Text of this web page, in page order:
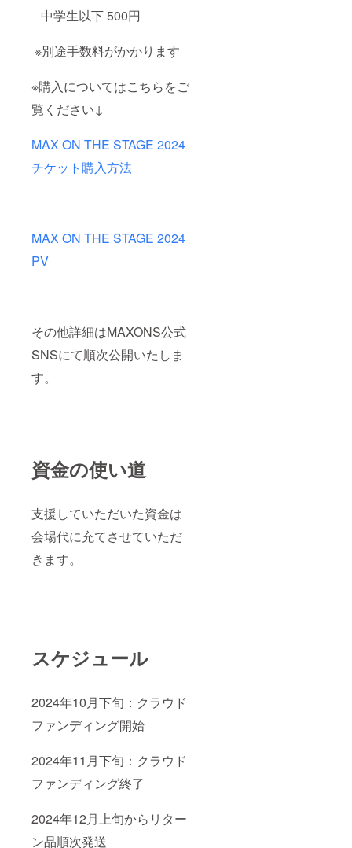
中学生以下 500円
※別途手数料がかかります
※購入についてはこちらをご
覧ください↓
MAX ON THE STAGE 2024
チケット購入方法
MAX ON THE STAGE 2024
PV
その他詳細はMAXONS公式
SNSにて順次公開いたしま
す。
資金の使い道
支援していただいた資金は
会場代に充てさせていただ
きます。
スケジュール
2024年10月下旬：クラウド
ファンディング開始
2024年11月下旬：クラウド
ファンディング終了
2024年12月上旬からリター
ン品順次発送